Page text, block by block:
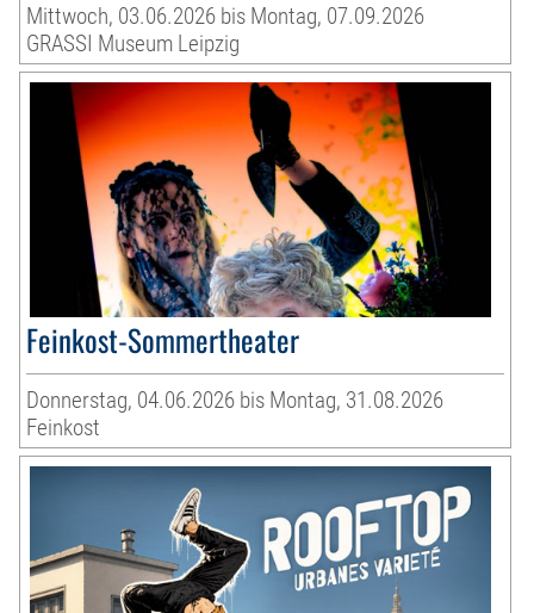
Mittwoch, 03.06.2026 bis Montag, 07.09.2026
GRASSI Museum Leipzig
Feinkost-Sommertheater
Donnerstag, 04.06.2026 bis Montag, 31.08.2026
Feinkost